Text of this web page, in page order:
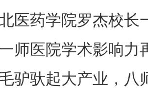
仓保
医药学院罗杰校长
指导
师医院学术影响力
团级
驴驮起大产业，八